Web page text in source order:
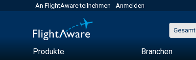
An FlightAware teilnehmen Anmelden
Gesamt
Produkte Branchen